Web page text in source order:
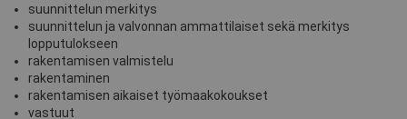
suunnittelun merkitys
suunnittelun ja valvonnan ammattilaiset sekä merkitys
lopputulokseen
rakentamisen valmistelu
rakentaminen
rakentamisen aikaiset työmaakokoukset
vastuut